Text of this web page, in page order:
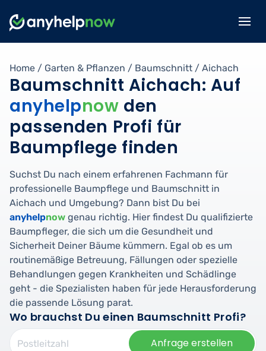
Home / Garten & Pflanzen / Baumschnitt / Aichach
Baumschnitt Aichach: Auf
anyhelpnow den
passenden Profi für
Baumpflege finden
Suchst Du nach einem erfahrenen Fachmann für
professionelle Baumpflege und Baumschnitt in
Aichach und Umgebung? Dann bist Du bei
anyhelpnow genau richtig. Hier findest Du qualifizierte
Baumpfleger, die sich um die Gesundheit und
Sicherheit Deiner Bäume kümmern. Egal ob es um
routinemäßige Betreuung, Fällungen oder spezielle
Behandlungen gegen Krankheiten und Schädlinge
geht - die Spezialisten haben für jede Herausforderung
die passende Lösung parat.
Wo brauchst Du einen Baumschnitt Profi?
Anfrage erstellen